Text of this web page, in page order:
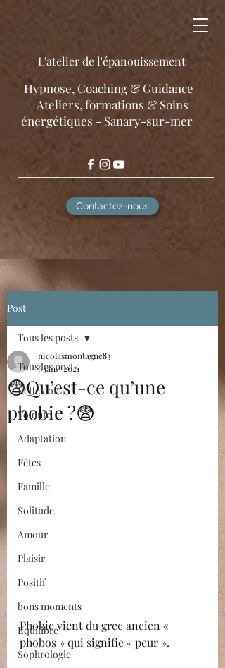
​Hypnose, Coaching & Guidance -
Ateliers, formations & Soins
énergétiques - Sanary-sur-mer
Contactez-nous
L'atelier de l'épanouissement
Post
Tous les posts
Réflexion
Volonté
Adaptation
Fêtes
Famille
Solitude
Amour
Plaisir
Positif
bons moments
Equilibre
Sophrologie
Tous les posts
😨Qu’est-ce qu’une
phobie ?😨
nicolasmontagne83
6 janv. 2021
Phobie vient du grec ancien «
phobos » qui signifie « peur ».